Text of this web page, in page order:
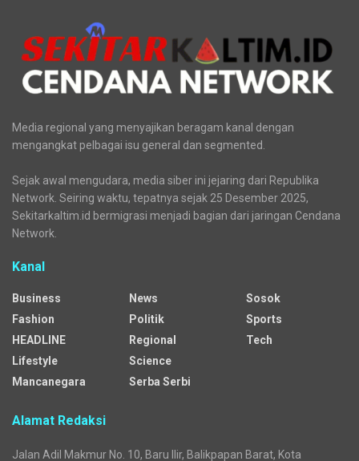
Media regional yang menyajikan beragam kanal dengan
mengangkat pelbagai isu general dan segmented.
Sejak awal mengudara, media siber ini jejaring dari Republika
Network. Seiring waktu, tepatnya sejak 25 Desember 2025,
Sekitarkaltim.id bermigrasi menjadi bagian dari jaringan Cendana
Network.
Kanal
Business
Fashion
HEADLINE
Lifestyle
Mancanegara
News
Politik
Regional
Science
Serba Serbi
Sosok
Sports
Tech
Alamat Redaksi
Jalan Adil Makmur No. 10, Baru Ilir, Balikpapan Barat, Kota